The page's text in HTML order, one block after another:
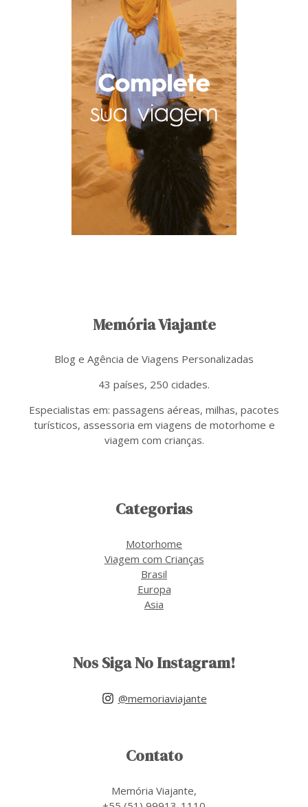
Memória Viajante
Blog e Agência de Viagens Personalizadas
43 países, 250 cidades.
Especialistas em: passagens aéreas, milhas, pacotes
turísticos, assessoria em viagens de motorhome e
viagem com crianças.
Categorias
Motorhome
Viagem com Crianças
Brasil
Europa
Asia
Nos Siga No Instagram!
@memoriaviajante
Contato
Memória Viajante,